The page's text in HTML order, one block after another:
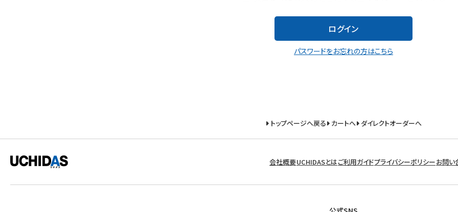
ログイン
パスワードをお忘れの方はこちら
トップページへ戻る カートへ ダイレクトオーダーへ
会社概要UCHIDASとはご利用ガイドプライバシーポリシーお問い